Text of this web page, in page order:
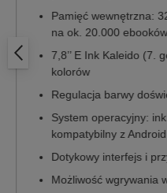
Pamięć wewnętrzna:
na ok. 20.000 ebooków
7,8’’ E Ink Kaleido (7.
kolorów
Regulacja barwy
System operacyjny:
kompatybilny z Android
Dotykowy interfejs i
Możliwość wgrywania